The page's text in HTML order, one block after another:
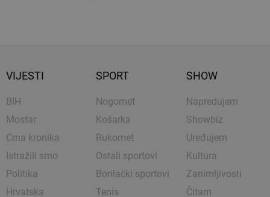
VIJESTI
BIH
Mostar
Crna kronika
Istražili smo
Politika
Hrvatska
SPORT
Nogomet
Košarka
Rukomet
Ostali sportovi
Borilački sportovi
Tenis
SHOW
Napredujem
Showbiz
Uređujem
Kultura
Zanimljivosti
Čitam